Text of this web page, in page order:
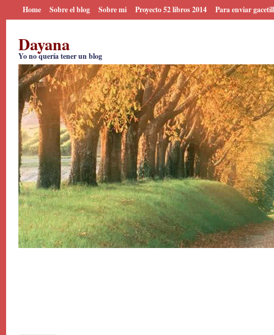
Home Sobre el blog Sobre mi Proyecto 52 libros 2014 Para enviar
Dayana
Yo no quería tener un blog